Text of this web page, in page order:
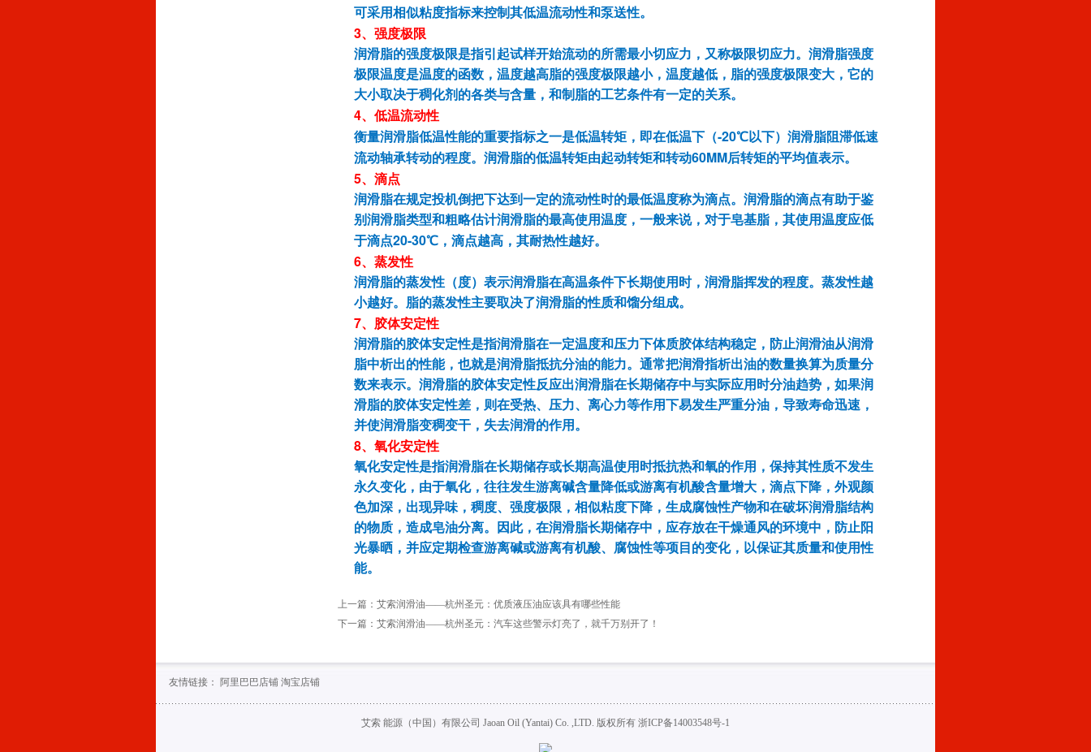
可采用相似粘度指标来控制其低温流动性和泵送性。
3、 强度极限
润滑脂的强度极限是指引起试样开始流动的所需最小切应力，又称极限切应力。润滑脂强度
极限温度是温度的函数，温度越高脂的强度极限越小，温度越低，脂的强度极限变大，它的
大小取决于稠化剂的各类与含量，和制脂的工艺条件有一定的关系。
4、 低温流动性
衡量润滑脂低温性能的重要指标之一是低温转矩，即在低温下（-20℃以下）润滑脂阻滞低速
流动轴承转动的程度。润滑脂的低温转矩由起动转矩和转动60MM后转矩的平均值表示。
5、 滴点
润滑脂在规定投机倒把下达到一定的流动性时的最低温度称为滴点。润滑脂的滴点有助于鉴
别润滑脂类型和粗略估计润滑脂的最高使用温度，一般来说，对于皂基脂，其使用温度应低
于滴点20-30℃，滴点越高，其耐热性越好。
6、 蒸发性
润滑脂的蒸发性（度）表示润滑脂在高温条件下长期使用时，润滑脂挥发的程度。蒸发性越
小越好。脂的蒸发性主要取决了润滑脂的性质和馏分组成。
7、 胶体安定性
润滑脂的胶体安定性是指润滑脂在一定温度和压力下体质胶体结构稳定，防止润滑油从润滑
脂中析出的性能，也就是润滑脂抵抗分油的能力。通常把润滑指析出油的数量换算为质量分
数来表示。润滑脂的胶体安定性反应出润滑脂在长期储存中与实际应用时分油趋势，如果润
滑脂的胶体安定性差，则在受热、压力、离心力等作用下易发生严重分油，导致寿命迅速，
并使润滑脂变稠变干，失去润滑的作用。
8、 氧化安定性
氧化安定性是指润滑脂在长期储存或长期高温使用时抵抗热和氧的作用，保持其性质不发生
永久变化，由于氧化，往往发生游离碱含量降低或游离有机酸含量增大，滴点下降，外观颜
色加深，出现异味，稠度、强度极限，相似粘度下降，生成腐蚀性产物和在破坏润滑脂结构
的物质，造成皂油分离。因此，在润滑脂长期储存中，应存放在干燥通风的环境中，防止阳
光暴晒，并应定期检查游离碱或游离有机酸、腐蚀性等项目的变化，以保证其质量和使用性
能。
上一篇： 艾索润滑油——杭州圣元：优质液压油应该具有哪些性能
下一篇： 艾索润滑油——杭州圣元：汽车这些警示灯亮了，就千万别开了！
友情链接： 阿里巴巴店铺 淘宝店铺
艾索 能源（中国）有限公司 Jaoan Oil (Yantai) Co. ,LTD. 版权所有 浙ICP备14003548号-1